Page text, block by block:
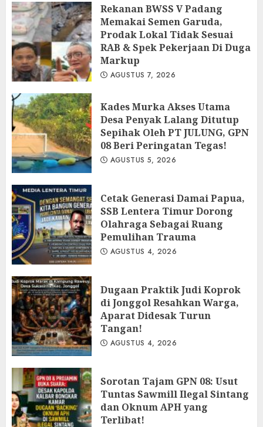
Rekanan BWSS V Padang
Memakai Semen Garuda,
Prodak Lokal Tidak Sesuai
RAB & Spek Pekerjaan Di Duga
Markup
AGUSTUS 7, 2026
Kades Murka Akses Utama
Desa Penyak Lalang Ditutup
Sepihak Oleh PT JULUNG, GPN
08 Beri Peringatan Tegas!
AGUSTUS 5, 2026
Cetak Generasi Damai Papua,
SSB Lentera Timur Dorong
Olahraga Sebagai Ruang
Pemulihan Trauma
AGUSTUS 4, 2026
Dugaan Praktik Judi Koprok
di Jonggol Resahkan Warga,
Aparat Didesak Turun
Tangan!
AGUSTUS 4, 2026
‎Sorotan Tajam GPN 08: Usut
Tuntas Sawmill Ilegal Sintang
dan Oknum APH yang
Terlibat!